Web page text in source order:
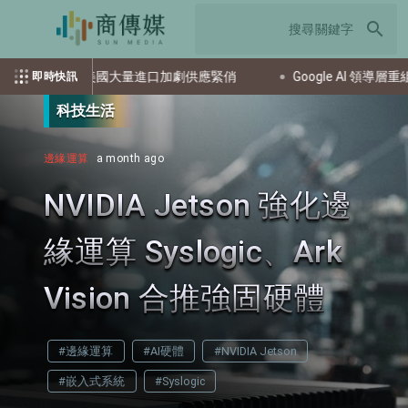
search
即時快訊
高 美國大量進口加劇供應緊俏 Google AI 領導層重組 德米
科技生活
邊緣運算 a month ago
NVIDIA Jetson 強化邊
緣運算 Syslogic、Ark
Vision 合推強固硬體
#邊緣運算 #AI硬體 #NVIDIA Jetson
#嵌入式系統 #Syslogic